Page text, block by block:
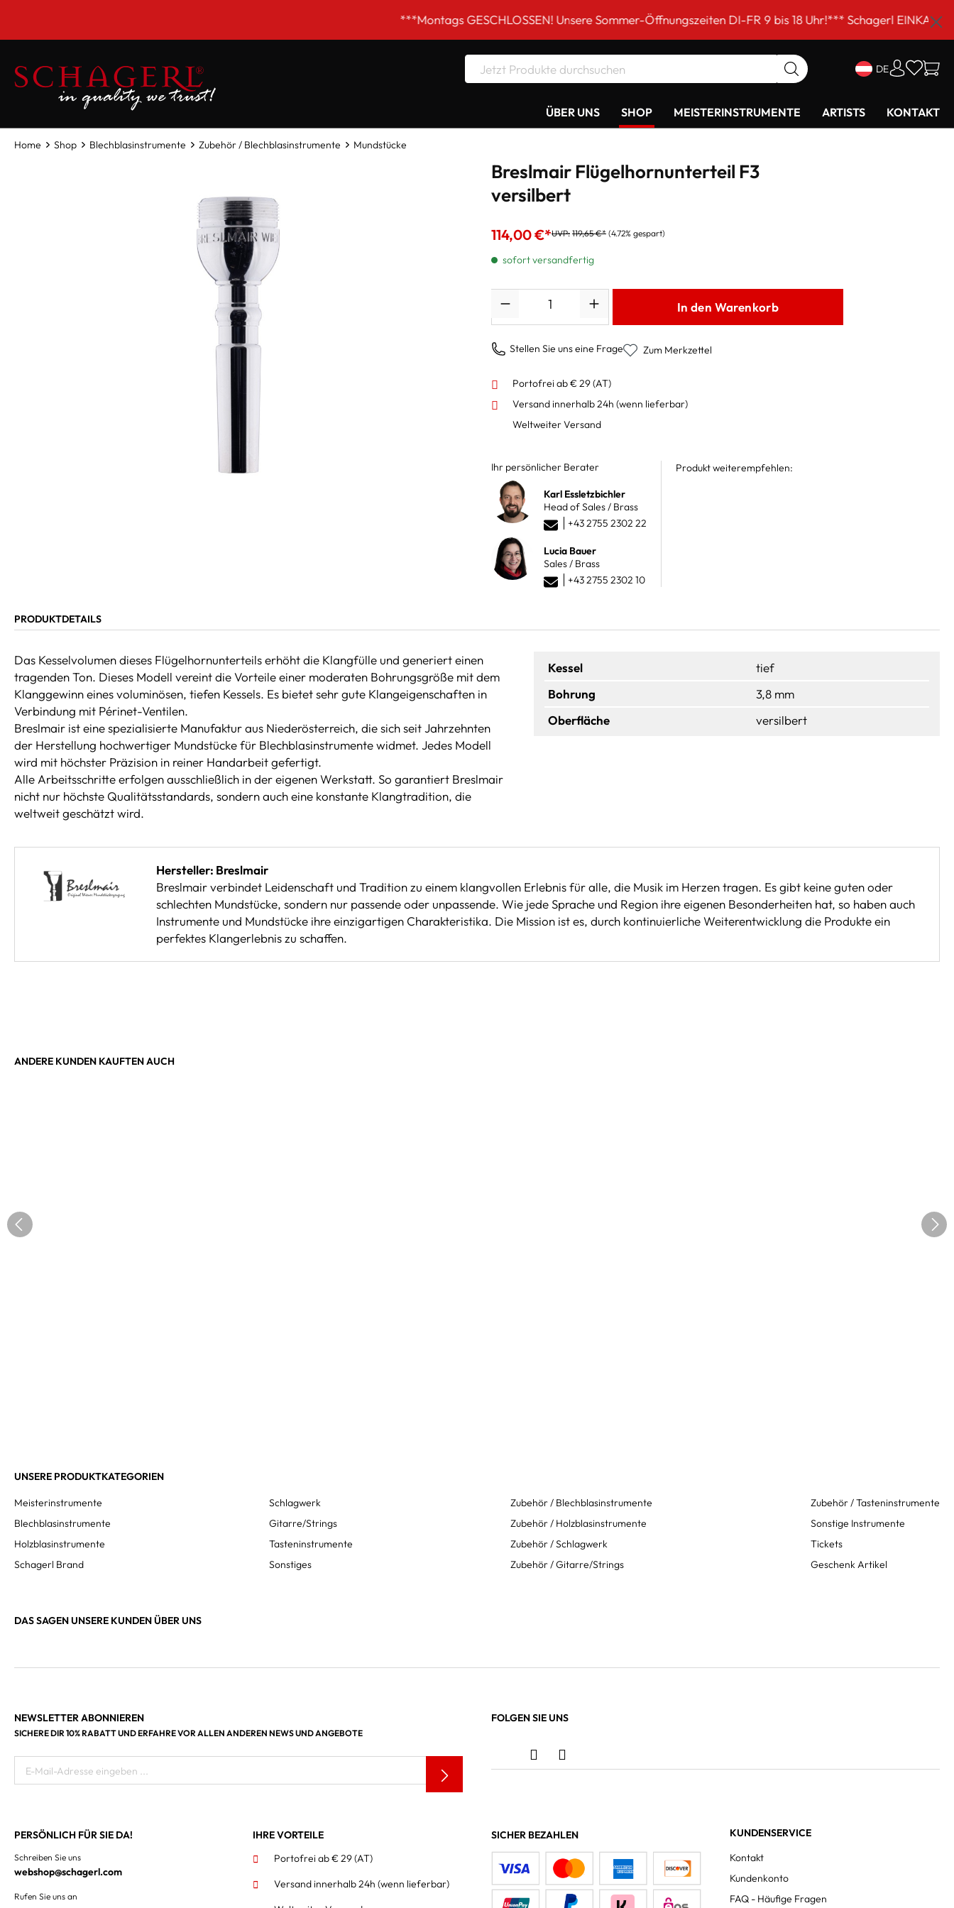
***Montags GESCHLOSSEN! Unsere Sommer-Öffnungszeiten DI-FR 9 bis 18 Uhr!*** Schagerl EINKAUFSSAMSTAG
DE
ÜBER UNS SHOP MEISTERINSTRUMENTE ARTISTS KONTAKT
Home Shop Blechblasinstrumente Zubehör / Blechblasinstrumente Mundstücke
Breslmair Flügelhornunterteil F3
versilbert
114,00 €*UVP: 119,65 €* (4.72% gespart)
sofort versandfertig
In den Warenkorb
Stellen Sie uns eine Frage Zum Merkzettel
Portofrei ab € 29 (AT)
Versand innerhalb 24h (wenn lieferbar)
Weltweiter Versand
Ihr persönlicher Berater
Karl Essletzbichler
Head of Sales / Brass
+43 2755 2302 22
Lucia Bauer
Sales / Brass
+43 2755 2302 10
Produkt weiterempfehlen:
PRODUKTDETAILS
Das Kesselvolumen dieses Flügelhornunterteils erhöht die Klangfülle und generiert einen
tragenden Ton. Dieses Modell vereint die Vorteile einer moderaten Bohrungsgröße mit dem
Klanggewinn eines voluminösen, tiefen Kessels. Es bietet sehr gute Klangeigenschaften in
Verbindung mit Périnet-Ventilen.
Breslmair ist eine spezialisierte Manufaktur aus Niederösterreich, die sich seit Jahrzehnten
der Herstellung hochwertiger Mundstücke für Blechblasinstrumente widmet. Jedes Modell
wird mit höchster Präzision in reiner Handarbeit gefertigt.
Alle Arbeitsschritte erfolgen ausschließlich in der eigenen Werkstatt. So garantiert Breslmair
nicht nur höchste Qualitätsstandards, sondern auch eine konstante Klangtradition, die
weltweit geschätzt wird.
Kessel
tief
Bohrung
3,8 mm
Oberfläche
versilbert
Hersteller: Breslmair
Breslmair verbindet Leidenschaft und Tradition zu einem klangvollen Erlebnis für alle, die Musik im Herzen tragen. Es gibt keine guten oder
schlechten Mundstücke, sondern nur passende oder unpassende. Wie jede Sprache und Region ihre eigenen Besonderheiten hat, so haben auch
Instrumente und Mundstücke ihre einzigartigen Charakteristika. Die Mission ist es, durch kontinuierliche Weiterentwicklung die Produkte ein
perfektes Klangerlebnis zu schaffen.
ANDERE KUNDEN KAUFTEN AUCH
UNSERE PRODUKTKATEGORIEN
Meisterinstrumente
Blechblasinstrumente
Holzblasinstrumente
Schagerl Brand
Schlagwerk
Gitarre/Strings
Tasteninstrumente
Sonstiges
Zubehör / Blechblasinstrumente
Zubehör / Holzblasinstrumente
Zubehör / Schlagwerk
Zubehör / Gitarre/Strings
Zubehör / Tasteninstrumente
Sonstige Instrumente
Tickets
Geschenk Artikel
DAS SAGEN UNSERE KUNDEN ÜBER UNS
NEWSLETTER ABONNIEREN
SICHERE DIR 10% RABATT UND ERFAHRE VOR ALLEN ANDEREN NEWS UND ANGEBOTE
E-Mail-Adresse eingeben ...
FOLGEN SIE UNS
PERSÖNLICH FÜR SIE DA!
Schreiben Sie uns
webshop@schagerl.com
Rufen Sie uns an
IHRE VORTEILE
Portofrei ab € 29 (AT)
Versand innerhalb 24h (wenn lieferbar)
SICHER BEZAHLEN
KUNDENSERVICE
Kontakt
Kundenkonto
FAQ - Häufige Fragen